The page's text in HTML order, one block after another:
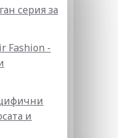
серия за
Fashion -
и